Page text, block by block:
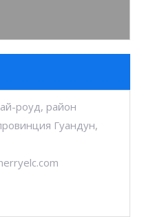
роуд, район
Гуандун,